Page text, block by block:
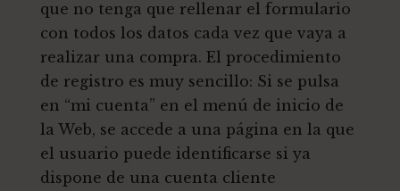
que no tenga que rellenar el formulario
con todos los datos cada vez que vaya a
realizar una compra. El procedimiento
de registro es muy sencillo: Si se pulsa
en “mi cuenta” en el menú de inicio de
la Web, se accede a una página en la que
el usuario puede identificarse si ya
dispone de una cuenta cliente